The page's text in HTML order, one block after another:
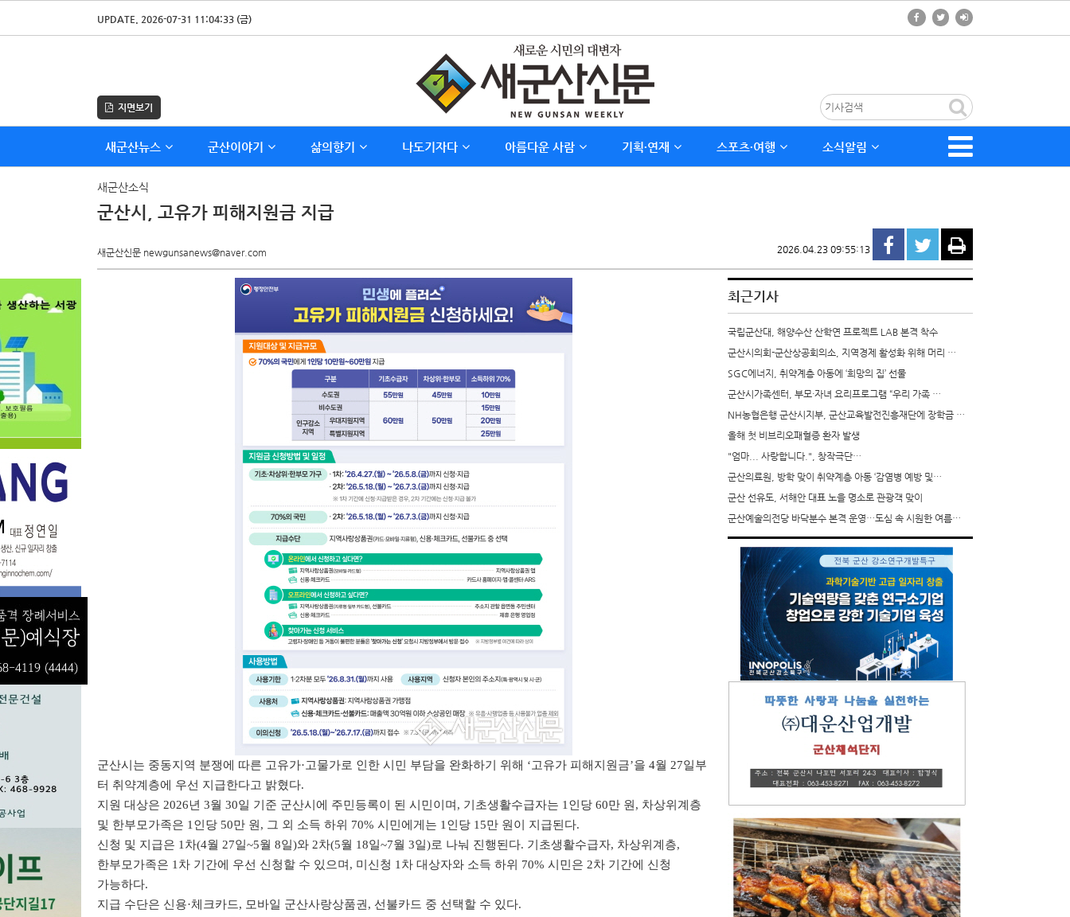
UPDATE. 2026-07-31 11:04:33 (금)
지면보기
새군산뉴스 군산이야기 삶의향기 나도기자다 아름다운 사람 기획∙연재 스포츠∙여행 소식알림
새군산소식
군산시, 고유가 피해지원금 지급
새군산신문 newgunsanews@naver.com 2026.04.23 09:55:13
군산시는 중동지역 분쟁에 따른 고유가·고물가로 인한 시민 부담을 완화하기 위해 ‘고유가 피해지원금’을 4월 27일부
터 취약계층에 우선 지급한다고 밝혔다.
지원 대상은 2026년 3월 30일 기준 군산시에 주민등록이 된 시민이며 , 기초생활수급자는 1 인당 60만 원 , 차상위계층
및 한부모가족은 1 인당 50만 원 , 그 외 소득 하위 70% 시민에게는 1 인당 15만 원이 지급된다.
신청 및 지급은 1 차(4월 27일~5월 8일)와 2차(5월 18일~7월 3일)로 나눠 진행된다. 기초생활수급자, 차상위계층,
한부모가족은 1 차 기간에 우선 신청할 수 있으며 , 미신청 1 차 대상자와 소득 하위 70% 시민은 2차 기간에 신청
가능하다.
지급 수단은 신용·체크카드, 모바일 군산사랑상품권 , 선불카드 중 선택할 수 있다.
최근기사
국립군산대, 해양수산 산학연 프로젝트 LAB 본격 착수
군산시의회-군산상공회의소, 지역경제 활성화 위해 머리 …
SGC에너지, 취약계층 아동에 ‘희망의 집’ 선물
군산시가족센터, 부모·자녀 요리프로그램 “우리 가족 …
NH농협은행 군산시지부, 군산교육발전진흥재단에 장학금 …
올해 첫 비브리오패혈증 환자 발생
"엄마... 사랑합니다.", 창작극단…
군산의료원, 방학 맞이 취약계층 아동 ‘감염병 예방 및…
군산 선유도, 서해안 대표 노을 명소로 관광객 맞이
군산예술의전당 바닥분수 본격 운영…도심 속 시원한 여름…